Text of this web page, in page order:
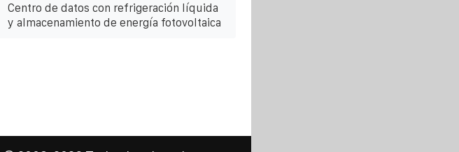
Centro de datos con refrigeración líquida
y almacenamiento de energía fotovoltaica